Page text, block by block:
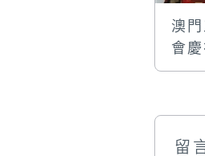
澳
會
二
留